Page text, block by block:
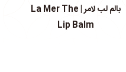
بالم لب لامر | La Mer The
Lip Balm